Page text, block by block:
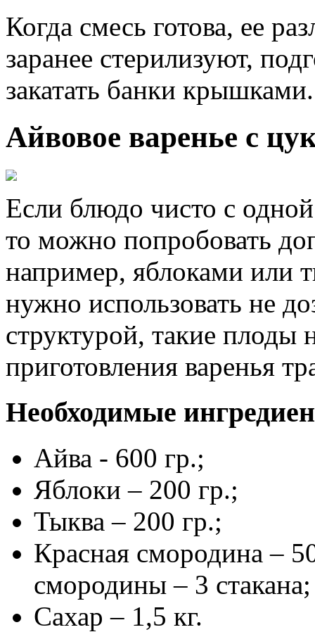
Когда смесь готова, ее
заранее стерилизуют,
закатать банки крышками.
Айвовое варенье с
Если блюдо чисто с
то можно попробовать
например, яблоками или
нужно использовать не
структурой, такие плоды
приготовления варенья
Необходимые
Айва - 600 гр.;
Яблоки – 200 гр.;
Тыква – 200 гр.;
Красная смородина –
смородины – 3 стакана;
Сахар – 1,5 кг.